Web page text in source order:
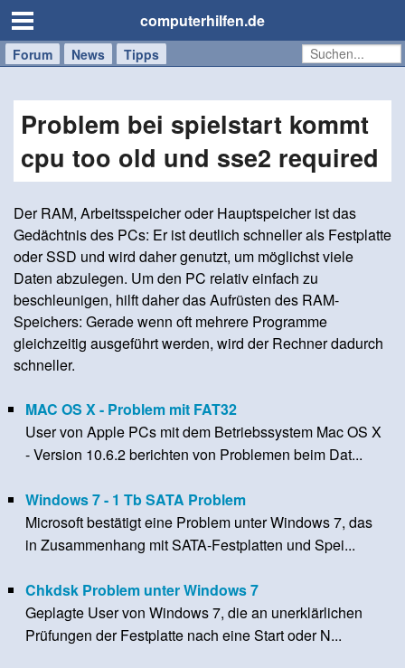
computerhilfen.de
Forum News Tipps
Handy
Windows
Mac
Problem bei spielstart kommt
cpu too old und sse2 required
Der RAM, Arbeitsspeicher oder Hauptspeicher ist das
Gedächtnis des PCs: Er ist deutlich schneller als Festplatte
oder SSD und wird daher genutzt, um möglichst viele
Daten abzulegen. Um den PC relativ einfach zu
beschleunigen, hilft daher das Aufrüsten des RAM-
Speichers: Gerade wenn oft mehrere Programme
gleichzeitig ausgeführt werden, wird der Rechner dadurch
schneller.
MAC OS X - Problem mit FAT32
User von Apple PCs mit dem Betriebssystem Mac OS X
- Version 10.6.2 berichten von Problemen beim Dat...
Windows 7 - 1 Tb SATA Problem
Microsoft bestätigt eine Problem unter Windows 7, das
in Zusammenhang mit SATA-Festplatten und Spei...
Chkdsk Problem unter Windows 7
Geplagte User von Windows 7, die an unerklärlichen
Prüfungen der Festplatte nach eine Start oder N...